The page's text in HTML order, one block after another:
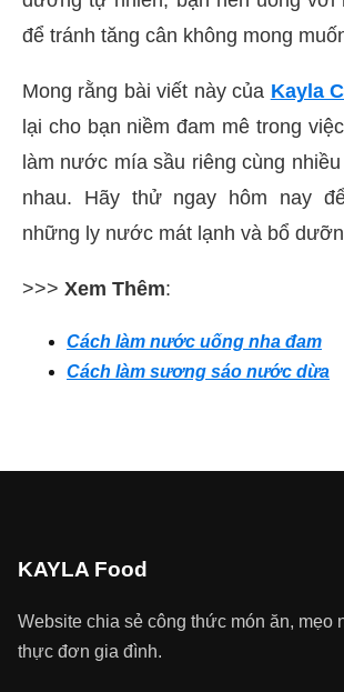
để tránh tăng cân không mong
Mong rằng bài viết này của Kayla
lại cho bạn niềm đam mê trong
làm nước mía sầu riêng cùng
nhau. Hãy thử ngay hôm nay
những ly nước mát lạnh và bổ
>>> Xem Thêm:
Cách làm nước uống nha đam
Cách làm sương sáo nước dừa
KAYLA Food
Website chia sẻ công thức món ăn, mẹo
thực đơn gia đình.